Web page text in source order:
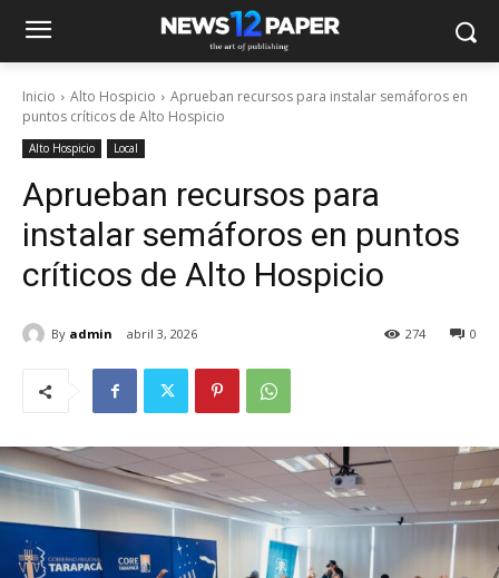
Inicio Alto Hospicio
Aprueban recursos para instalar semáforos en
puntos críticos de Alto Hospicio
Alto Hospicio Local
Aprueban recursos para
instalar semáforos en puntos
críticos de Alto Hospicio
By admin abril 3, 2026 0
274